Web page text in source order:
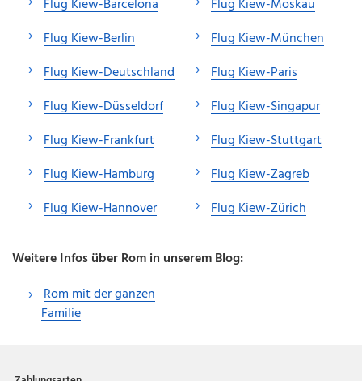
Flug Kiew-Barcelona
Flug Kiew-Berlin
Flug Kiew-Deutschland
Flug Kiew-Düsseldorf
Flug Kiew-Frankfurt
Flug Kiew-Hamburg
Flug Kiew-Hannover
Flug Kiew-Moskau
Flug Kiew-München
Flug Kiew-Paris
Flug Kiew-Singapur
Flug Kiew-Stuttgart
Flug Kiew-Zagreb
Flug Kiew-Zürich
Weitere Infos über Rom in unserem Blog:
Rom mit der ganzen
Familie